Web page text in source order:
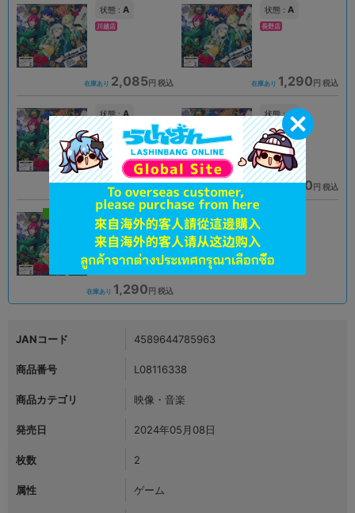
状態 : A
川越店
在庫あり 2,085円 税込
状態 : A
長野店
在庫あり 1,290 円 税込
状態 :A
神戸店
在庫あり 2,242
状態 :A
豊橋店
1,290 円 税込
状態 :A
札幌店本館
在庫あり 1,290 円 税込
JANコード 4589644785963
商品番号 L08116338
商品カテゴリ 映像・音楽
発売日 2024年05月08日
枚数 2
属性 ゲーム